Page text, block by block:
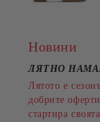
Новини
ЛЯТНО
Лятото е
добрите
стартира своята